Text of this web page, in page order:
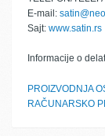
E-mail:
Sajt: www.satin.rs
Informacije o
PROIZVODNJA
RAČUNARSKO